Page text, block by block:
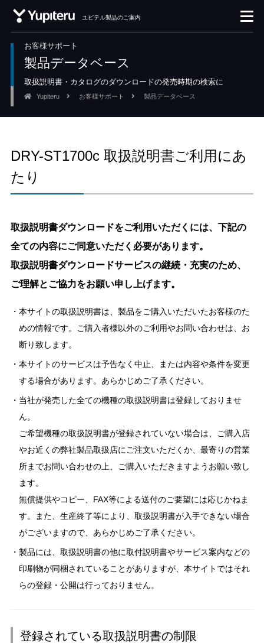
ユピテル製品のご案内
お客様サポート
製品データベース
取扱説明書・カタログのダウンロードの発売時期の検索に
Yupiteru お客様サポート 製品データベース
DRY-ST1700c 取扱説明書ご利用にあ
たり
取扱説明書ダウンロードをご利用いただくには、下記の
全ての内容にご同意いただく必要があります。
取扱説明書ダウンロードサービスの継続・充実のため、
ご理解とご協力をお願い申し上げます。
本サイトの取扱説明書は、製品をご購入いただいたお客様のた
めの情報です。ご購入者様以外のご利用やお問い合わせは、お
断り致します。
本サイトのサービスは予告なく中止、または内容や条件を変更
する場合があります。あらかじめご了承ください。
当社が発売した全ての機種の取扱説明書は登録しておりませ
ん。
ご希望機種の取扱説明書が登録されていない場合は、ご購入店
やお近くの弊社製品取扱店にご注文いただくか、最寄りの営業
所までお問い合わせの上、ご購入いただきますようお願い致し
ます。
無償提供やコピー、FAX等による送付のご要望には応じかねま
す。また、生産終了等により、取扱説明書が入手できない場合
がございますので、あらかじめご了承ください。
製品には、取扱説明書の他に取付説明書やサービス案内などの
印刷物が同梱されていることがありますが、本サイトではそれ
らの登録・公開は行っておりません。
登録されている取扱説明書の制限